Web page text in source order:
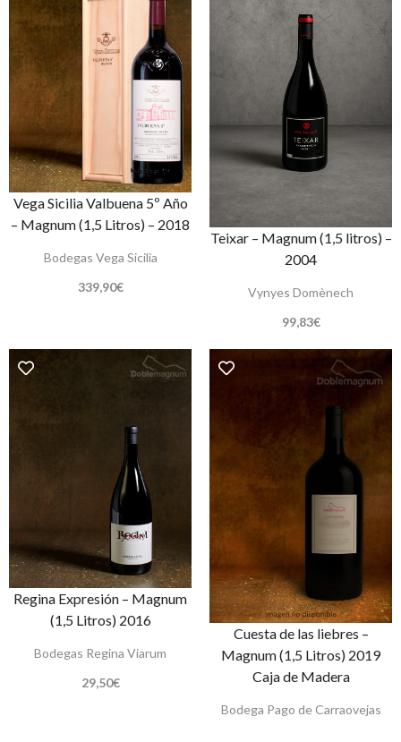
Vega Sicilia Valbuena 5º Año
– Magnum (1,5 Litros) – 2018
Bodegas Vega Sicilia
339,90€
Teixar – Magnum (1,5 litros) –
2004
Vynyes Domènech
99,83€
Regina Expresión – Magnum
(1,5 Litros) 2016
Bodegas Regina Viarum
29,50€
Cuesta de las liebres –
Magnum (1,5 Litros) 2019
Caja de Madera
Bodega Pago de Carraovejas